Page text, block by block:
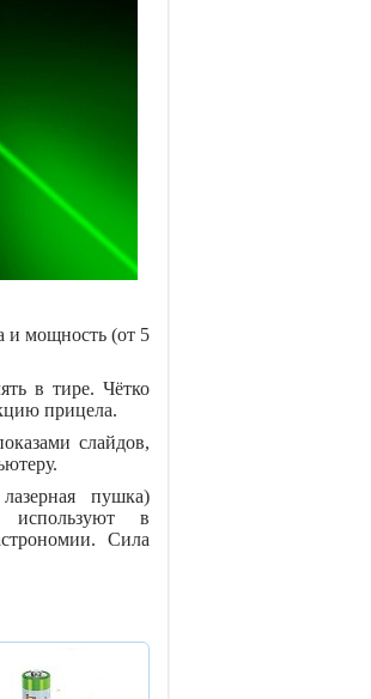
и мощность (от 5
в тире. Чётко
прицела.
слайдов,
пушка)
используют в
Сила